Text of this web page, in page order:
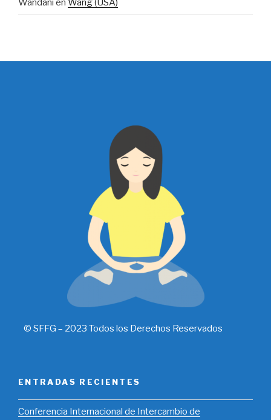
Wandani en Wang (USA)
© SFFG – 2023 Todos los Derechos Reservados
ENTRADAS RECIENTES
​Conferencia Internacional de Intercambio de